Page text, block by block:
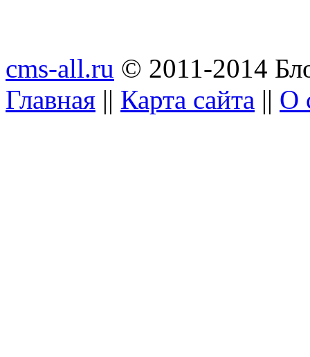
cms-all.ru © 2011-2014
Главная || Карта сайта || О